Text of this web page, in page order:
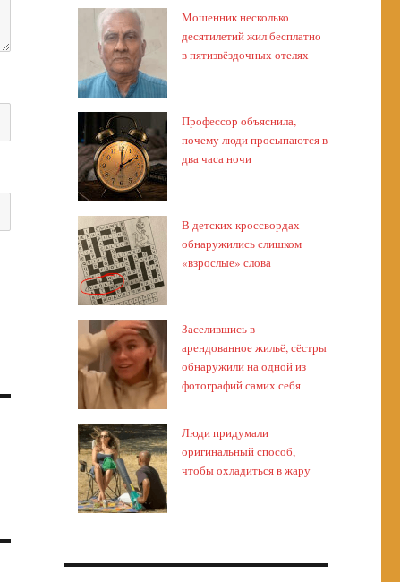
Мошенник несколько
десятилетий жил бесплатно
в пятизвёздочных отелях
Профессор объяснила,
почему люди просыпаются в
два часа ночи
В детских кроссвордах
обнаружились слишком
«взрослые» слова
Заселившись в
арендованное жильё, сёстры
обнаружили на одной из
фотографий самих себя
Люди придумали
оригинальный способ,
чтобы охладиться в жару